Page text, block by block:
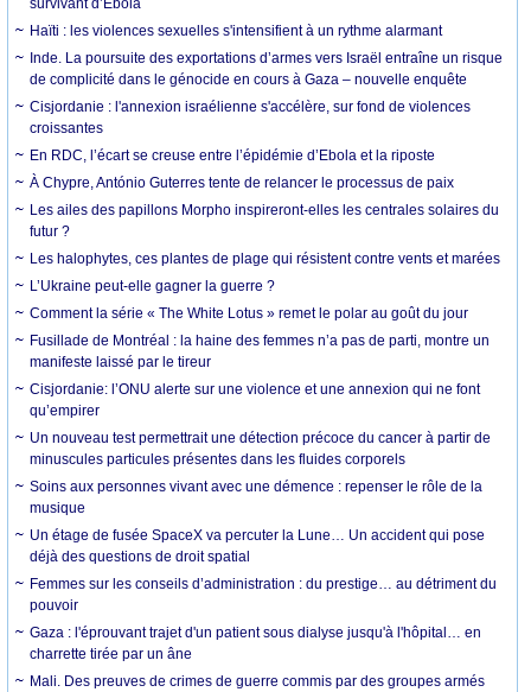
survivant d’Ebola
Haïti : les violences sexuelles s'intensifient à un rythme alarmant
Inde. La poursuite des exportations d’armes vers Israël entraîne un risque
de complicité dans le génocide en cours à Gaza – nouvelle enquête
Cisjordanie : l'annexion israélienne s'accélère, sur fond de violences
croissantes
En RDC, l’écart se creuse entre l’épidémie d’Ebola et la riposte
À Chypre, António Guterres tente de relancer le processus de paix
Les ailes des papillons Morpho inspireront-elles les centrales solaires du
futur ?
Les halophytes, ces plantes de plage qui résistent contre vents et marées
L’Ukraine peut-elle gagner la guerre ?
Comment la série « The White Lotus » remet le polar au goût du jour
Fusillade de Montréal : la haine des femmes n’a pas de parti, montre un
manifeste laissé par le tireur
Cisjordanie: l’ONU alerte sur une violence et une annexion qui ne font
qu’empirer
Un nouveau test permettrait une détection précoce du cancer à partir de
minuscules particules présentes dans les fluides corporels
Soins aux personnes vivant avec une démence : repenser le rôle de la
musique
Un étage de fusée SpaceX va percuter la Lune… Un accident qui pose
déjà des questions de droit spatial
Femmes sur les conseils d’administration : du prestige… au détriment du
pouvoir
Gaza : l'éprouvant trajet d'un patient sous dialyse jusqu'à l'hôpital… en
charrette tirée par un âne
Mali. Des preuves de crimes de guerre commis par des groupes armés